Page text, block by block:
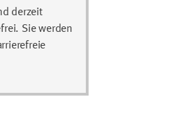
derzeit
Sie werden